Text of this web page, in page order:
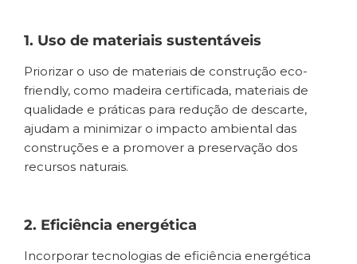
1. Uso de materiais sustentáveis
Priorizar o uso de materiais de construção eco-
friendly, como madeira certificada, materiais de
qualidade e práticas para redução de descarte,
ajudam a minimizar o impacto ambiental das
construções e a promover a preservação dos
recursos naturais.
2. Eficiência energética
Incorporar tecnologias de eficiência energética